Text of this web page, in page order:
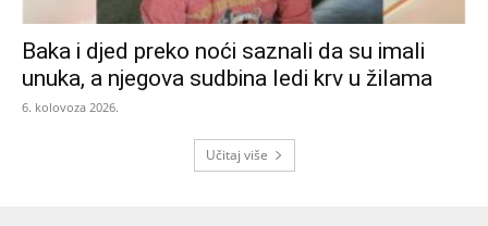
Baka i djed preko noći saznali da su imali
unuka, a njegova sudbina ledi krv u žilama
6. kolovoza 2026.
Učitaj više